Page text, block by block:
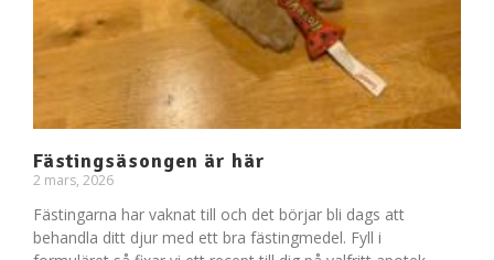
Fästingsäsongen är här
2 mars, 2026
Fästingarna har vaknat till och det börjar bli dags att
behandla ditt djur med ett bra fästingmedel. Fyll i